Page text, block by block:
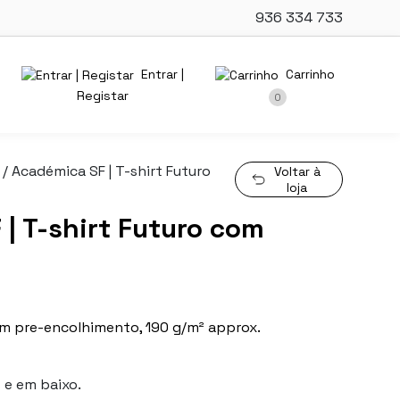
936 334 733
Entrar |
Registar
Carrinho
0
Voltar à
loja
/ Académica SF | T-shirt Futuro
| T-shirt Futuro com
pre-encolhimento, 190 g/m² approx.
em baixo.